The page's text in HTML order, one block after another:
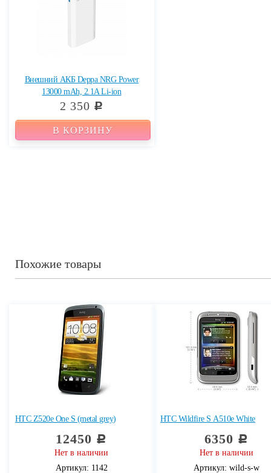
Внешний АКБ Deppa NRG Power
13000 mAh, 2.1A Li-ion
2 350 c
В КОРЗИНУ
Похожие товары
HTC Z520e One S (metal grey)
12450 c
Нет в наличии
Артикул: 1142
HTC Wildfire S А510е White
6350 c
Нет в наличии
Артикул: wild-s-w